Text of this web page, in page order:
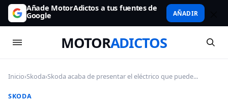
Añade MotorAdictos a tus fuentes de
Google AÑADIR
MOTORADICTOS
Inicio›Skoda›Skoda acaba de presentar el eléctrico que puede...
SKODA